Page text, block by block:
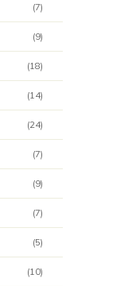
(7)
(9)
(18)
(14)
(24)
(7)
(9)
(7)
(5)
(10)